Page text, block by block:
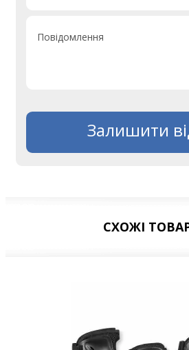
Повідомлення
Залишити
СХОЖІ